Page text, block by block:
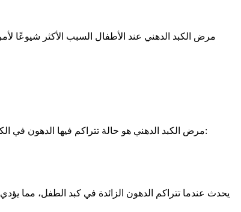
مرض الكبد الدهني عند الأطفال السبب الأكثر شيوعًا
مرض الكبد الدهني هو حالة تتراكم فيها الدهون في الكبد إذا تُركت دون علاج، فقد تؤدي إلى مشاكل خطيرة في الكبد، مثل التليف الكبدي وتشمع الكبد وسرطان الكبد، يوجد نوعان من مرض الكبد الدهني: